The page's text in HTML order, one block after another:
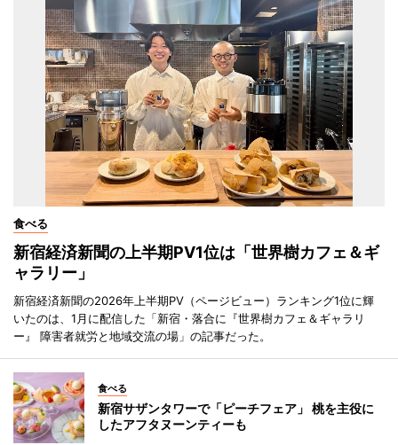
食べる
新宿経済新聞の上半期PV1位は「世界樹カフェ＆ギ
ャラリー」
新宿経済新聞の2026年上半期PV（ページビュー）ランキング1位に輝
いたのは、1月に配信した「新宿・落合に『世界樹カフェ＆ギャラリ
ー』 障害者就労と地域交流の場」の記事だった。
食べる
新宿サザンタワーで「ピーチフェア」 桃を主役に
したアフタヌーンティーも